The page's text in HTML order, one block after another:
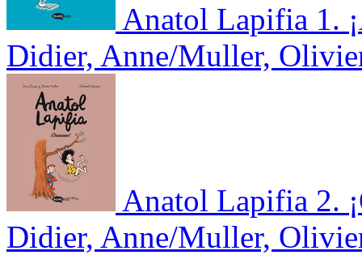
Anatol Lapifia 1.
Didier, Anne/Muller,
Anatol Lapifia 2.
Didier, Anne/Muller,